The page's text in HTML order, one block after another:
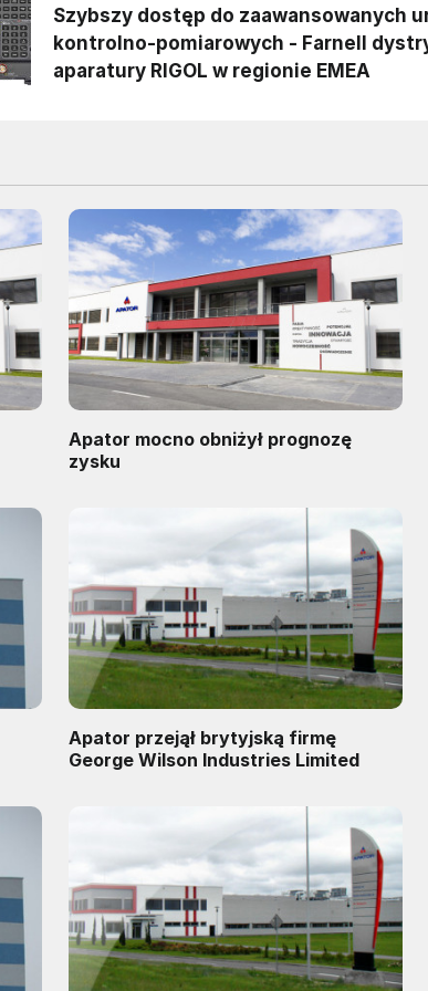
Apator mocno obniżył prognozę
zysku
Apator przejął brytyjską firmę
George Wilson Industries Limited